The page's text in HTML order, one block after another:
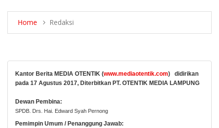
Home Redaksi
Kantor Berita MEDIA OTENTIK (www.mediaotentik.com)
didirikan
pada 17 Agustus 2017, Diterbitkan PT. OTENTIK MEDIA LAMPUNG
Dewan Pembina:
SPDB. Drs. Hai. Edward Syah Pernong
Pemimpin Umum / Penanggung Jawab: